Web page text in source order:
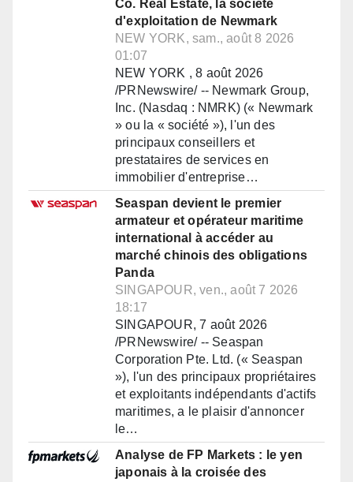
Co. Real Estate, la société
d'exploitation de Newmark
NEW YORK, sam., août 8 2026
01:07
NEW YORK , 8 août 2026
/PRNewswire/ -- Newmark Group,
Inc. (Nasdaq : NMRK) (« Newmark
» ou la « société »), l'un des
principaux conseillers et
prestataires de services en
immobilier d'entreprise…
Seaspan devient le premier
armateur et opérateur maritime
international à accéder au
marché chinois des obligations
Panda
SINGAPOUR, ven., août 7 2026
18:17
SINGAPOUR, 7 août 2026
/PRNewswire/ -- Seaspan
Corporation Pte. Ltd. (« Seaspan
»), l'un des principaux propriétaires
et exploitants indépendants d'actifs
maritimes, a le plaisir d'annoncer
le…
Analyse de FP Markets : le yen
japonais à la croisée des